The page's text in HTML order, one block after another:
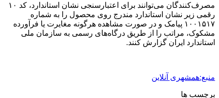
مصرف‌کنندگان می‌توانند برای اعتبارسنجی نشان استاندارد، کد ۱۰
رقمی زیر نشان استاندارد مندرج روی محصول را به شماره
۱۰۰۱۵۱۷ پیامک و در صورت مشاهده هرگونه مغایرت یا فرآورده
مشکوک، مراتب را از طریق درگاه‌های رسمی به سازمان ملی
استاندارد ایران گزارش کنند.
منبع:همشهری آنلاین
برچسب ها